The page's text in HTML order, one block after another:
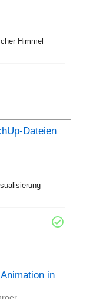
Himmel
Dateien
in